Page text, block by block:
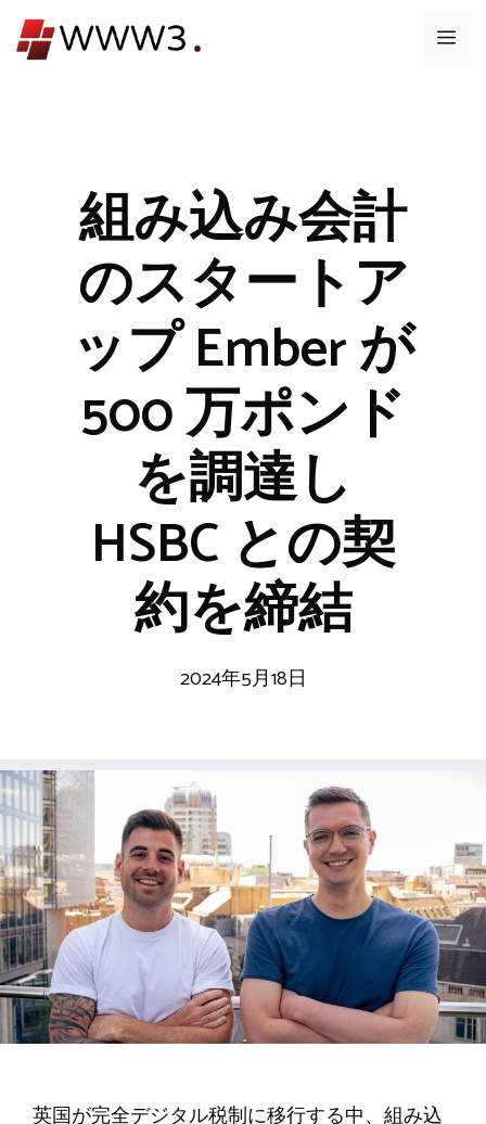
ン
メ
組み込み会計
のスタートア
ップ Ember が
500 万ポンド
を調達し
HSBC との契
約を締結
2024年5月18日
英国が完全デジタル税制に移行する中、組み込